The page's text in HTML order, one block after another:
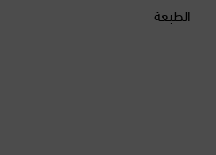
الطبعة